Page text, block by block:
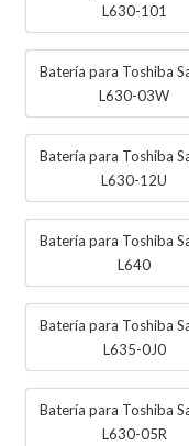
L630-101
Batería para Toshiba
L630-03W
Batería para Toshiba
L630-12U
Batería para Toshiba
L640
Batería para Toshiba
L635-0J0
Batería para Toshiba
L630-05R